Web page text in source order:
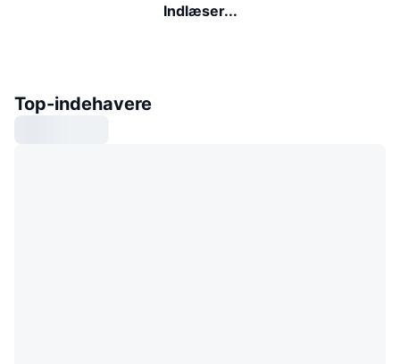
Indlæser...
Top-indehavere